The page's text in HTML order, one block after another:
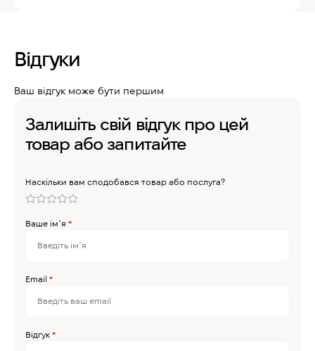
Відгуки
Ваш відгук може бути першим
Залишіть свій відгук про цей
товар або запитайте
Наскільки вам сподобався товар або послуга?
Ваше імʼя *
Email *
Відгук *